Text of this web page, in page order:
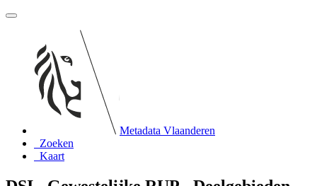
Metadata Vlaanderen
Zoeken
Kaart